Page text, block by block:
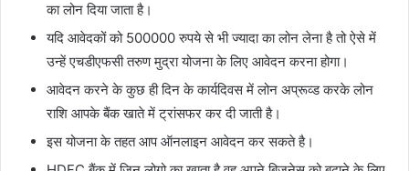
का लोन दिया जाता है।
यदि आवेदकों को 500000 रुपये से भी ज्यादा का लोन लेना है तो ऐसे में
उन्हें एचडीएफसी तरुण मुद्रा योजना के लिए आवेदन करना होगा।
आवेदन करने के कुछ ही दिन के कार्यदिवस में लोन अप्रूव्ड करके लोन
राशि आपके बैंक खाते में ट्रांसफर कर दी जाती है।
इस योजना के तहत आप ऑनलाइन आवेदन कर सकते है।